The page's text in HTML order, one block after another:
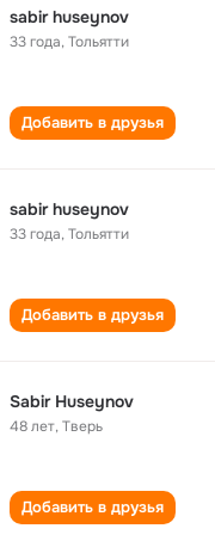
sabir huseynov
33 года,Тольятти
Добавить в друзья
sabir huseynov
33 года,Тольятти
Добавить в друзья
Sabir Huseynov
48 лет,Тверь
Добавить в друзья